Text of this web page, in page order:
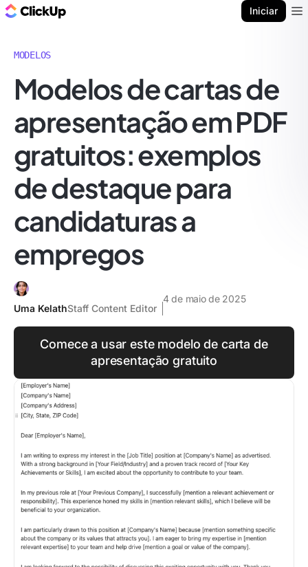
Iniciar
MODELOS
Modelos de cartas de
apresentação em PDF
gratuitos: exemplos
de destaque para
candidaturas a
empregos
Uma KelathStaff Content Editor
4 de maio de 2025
Comece a usar este modelo de carta de
apresentação gratuito